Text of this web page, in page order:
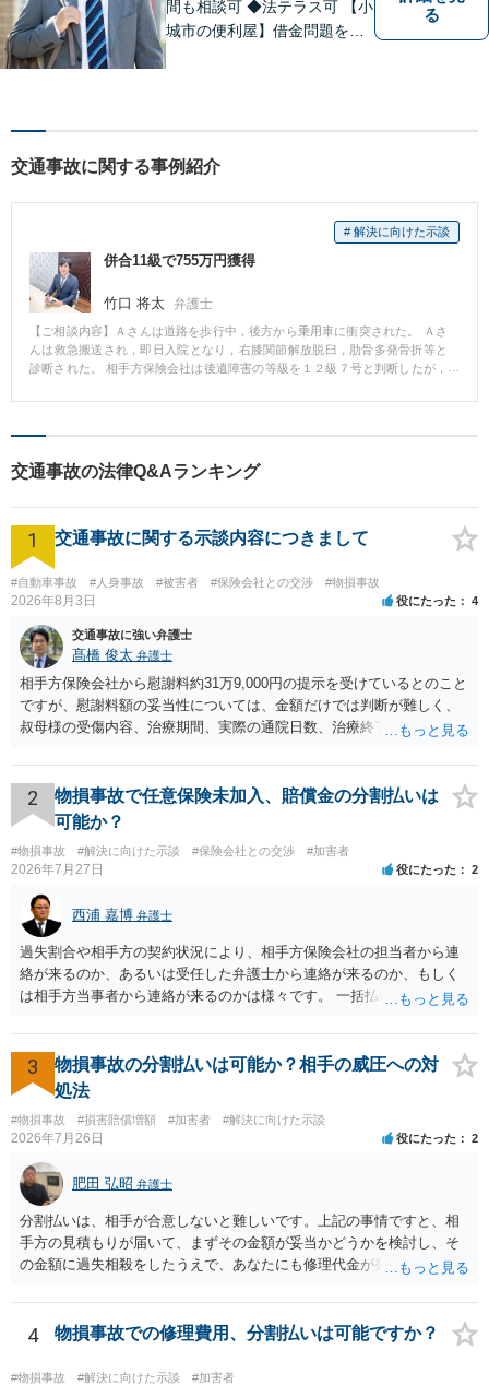
間も相談可 ◆法テラス可 【小
城市の便利屋】借金問題を中
る
交通事故に関する事例紹介
# 解決に向けた示談
併合11級で755万円獲得
竹口 将太 弁護士
【ご相談内容】Ａさんは道路を歩行中，後方から乗用車に衝突された。 Ａさ
んは救急搬送され，即日入院となり，右膝関節解放脱臼，肋骨多発骨折等と
診断された。 相手方保険会社は後遺障害の等級を１２級７号と判断したが，
が認定された。 その結果，相手方の当初予定額が２４０万であったところ，
交通事故の法律Q&Aランキング
1 交通事故に関する示談内容につきまして
#自動車事故 #人身事故 #被害者 #保険会社との交渉 #物損事故
2026年8月3日 役にたった 4
交通事故に強い弁護士
髙橋 俊太 弁護士
相手方保険会社から慰謝料約31万9,000円の提示を受けているとのこと
ですが、慰謝料額の妥当性については、金額だけでは判断が難しく、
叔母様の受傷内容、治療期間、実際の通院日数、治療終了の経緯、後
確認する必要があります。保険会社から提示される慰謝料額について
は、弁護士が介入することにより増額を検討できる場合がありますの
で、以下の資料・情報を準備した上で、弁護士に個別に相談すること
をお勧めいたします。 ・相手方保険会社から届いている示談金額の提
示書類 ・叔母様の診断名、けがの内容 ・治療開始日及び治療終了日
・入院の有無、通院回数 ・現在も症状が残っているか ・叔母様ご本人
やご家族等が加入している保険に、今回の事故で利用できる弁護士費
用特約が付帯しているか なお、被害者は叔母様ご本人となりますの
で、弁護士が受任する場合には、叔母様ご本人の依頼意思等を確認す
る必要があります。日本語での十分な意思疎通が難しいとのことです
ので、そのあたりのご事情も踏まえて、依頼意思の確認方法等を検討
2
物損事故で任意保険未加入、賠償金の分割払いは
可能か？
#物損事故 #解決に向けた示談 #保険会社との交渉 #加害者
2026年7月27日 役にたった 2
西浦 嘉博 弁護士
過失割合や相手方の契約状況により、相手方保険会社の担当者から連
絡が来るのか、あるいは受任した弁護士から連絡が来るのか、もしく
は相手方当事者から連絡が来るのかは様々です。 一括払いや分割払い
金の支払いにつき、分割払いに合意すれば、和解は可能です。 他方で
合意しなければ和解できないことになります。 今後の見通しを知る為
に、交渉の方向性につき、最寄りの法律事務所で相談だけでもされる
ことも検討ください。
3
物損事故の分割払いは可能か？相手の威圧への対
処法
#物損事故 #損害賠償増額 #加害者 #解決に向けた示談
2026年7月26日 役にたった 2
肥田 弘昭 弁護士
分割払いは、相手が合意しないと難しいです。上記の事情ですと、相
手方の見積もりが届いて、まずその金額が妥当かどうかを検討し、そ
の金額に過失相殺をしたうえで、あなたにも修理代金が発生している
分割払いにしたいとの示談案を提案するのが良いかと思います。威圧
されるのであれば、斡旋、仲裁、民事調停を利用しては如何でしょう
4 物損事故での修理費用、分割払いは可能ですか？
#物損事故 #解決に向けた示談 #加害者